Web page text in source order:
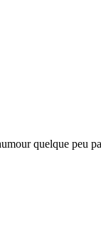
quelque peu